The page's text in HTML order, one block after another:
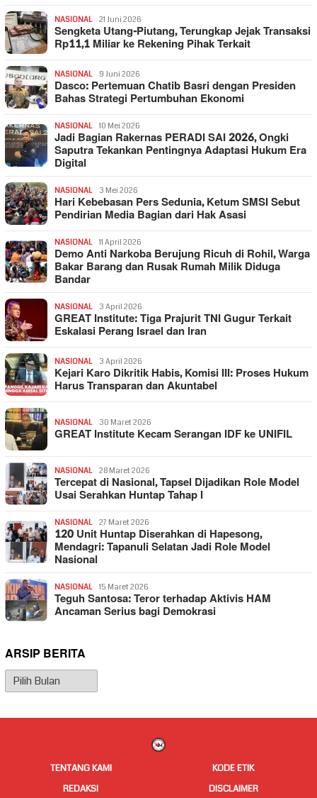
NASIONAL 21 Juni 2026
Sengketa Utang-Piutang, Terungkap Jejak Transaksi
Rp11,1 Miliar ke Rekening Pihak Terkait
NASIONAL 9 Juni 2026
Dasco: Pertemuan Chatib Basri dengan Presiden
Bahas Strategi Pertumbuhan Ekonomi
NASIONAL 10 Mei 2026
Jadi Bagian Rakernas PERADI SAI 2026, Ongki
Saputra Tekankan Pentingnya Adaptasi Hukum Era
Digital
NASIONAL 3 Mei 2026
Hari Kebebasan Pers Sedunia, Ketum SMSI Sebut
Pendirian Media Bagian dari Hak Asasi
NASIONAL 11 April 2026
Demo Anti Narkoba Berujung Ricuh di Rohil, Warga
Bakar Barang dan Rusak Rumah Milik Diduga
Bandar
NASIONAL 3 April 2026
GREAT Institute: Tiga Prajurit TNI Gugur Terkait
Eskalasi Perang Israel dan Iran
NASIONAL 3 April 2026
Kejari Karo Dikritik Habis, Komisi III: Proses Hukum
Harus Transparan dan Akuntabel
NASIONAL 30 Maret 2026
GREAT Institute Kecam Serangan IDF ke UNIFIL
NASIONAL 28 Maret 2026
Tercepat di Nasional, Tapsel Dijadikan Role Model
Usai Serahkan Huntap Tahap I
NASIONAL 27 Maret 2026
120 Unit Huntap Diserahkan di Hapesong,
Mendagri: Tapanuli Selatan Jadi Role Model
Nasional
NASIONAL 15 Maret 2026
Teguh Santosa: Teror terhadap Aktivis HAM
Ancaman Serius bagi Demokrasi
ARSIP BERITA
Arsip
Berita
TENTANG KAMI
KODE ETIK
REDAKSI
DISCLAIMER